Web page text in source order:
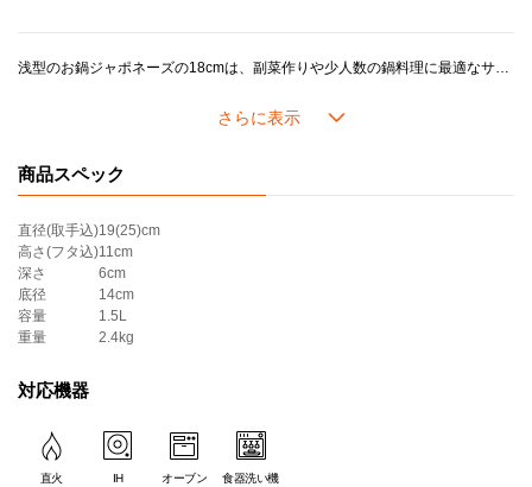
浅型のお鍋ジャポネーズの18cmは、副菜作りや少人数の鍋料理に最適なサイズです。和食だけではなくリゾットやロースト料理はもちろん、タルトやケーキの焼き型としても活用いただけます。やや浅めなので取り分けがしやすく、お料理を作った後そのまま食卓に出してもスタイリッシュなお鍋です。
ル・クルーゼの鍋がつくるおいしさのヒミツは、鋳物ホーローの高い熱伝導性と蓄熱性に加え、ル・クルーゼが誇るこだわりの製品設計にあります。
＊ツマミのカラーは画像でご確認ください。
商品スペック
直径(取手込)19(25)cm
高さ(フタ込)11cm
深さ
6cm
底径
14cm
容量
1.5L
重量
2.4kg
対応機器
直火 IH オーブン 食器洗い機